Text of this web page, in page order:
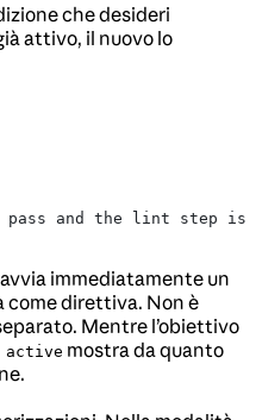
che desideri
attivo, il nuovo lo
and the lint step is
immediatamente un
come direttiva. Non è
Mentre l’obiettivo
mostra da quanto